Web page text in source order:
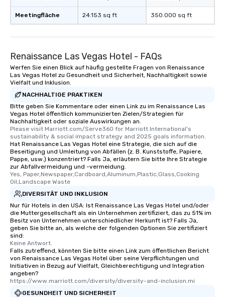
Meetingfläche 24.153 sq ft 350.000 sq ft
Renaissance Las Vegas Hotel - FAQs
Werfen Sie einen Blick auf häufig gestellte Fragen von Renaissance
Las Vegas Hotel zu Gesundheit und Sicherheit, Nachhaltigkeit sowie
Vielfalt und Inklusion.
NACHHALTIGE PRAKTIKEN
Bitte geben Sie Kommentare oder einen Link zu im Renaissance Las
Vegas Hotel öffentlich kommunizierten Zielen/Strategien für
Nachhaltigkeit oder soziale Auswirkungen an.
Please visit Marriott.com/Serve360 for Marriott International's
sustainability & social impact strategy and 2025 goals information.
Hat Renaissance Las Vegas Hotel eine Strategie, die sich auf die
Beseitigung und Umleitung von Abfällen (z. B. Kunststoffe, Papiere,
Pappe, usw.) konzentriert? Falls Ja, erläutern Sie bitte Ihre Strategie
zur Abfallvermeidung und -vermeidung.
Yes, Paper,Newspaper,Cardboard,Aluminum,Plastic,Glass,Cooking
Oil,Landscape Waste
DIVERSITÄT UND INKLUSION
Nur für Hotels in den USA: Ist Renaissance Las Vegas Hotel und/oder
die Muttergesellschaft als ein Unternehmen zertifiziert, das zu 51% im
Besitz von Unternehmen unterschiedlicher Herkunft ist? Falls Ja,
geben Sie bitte an, als welche der folgenden Optionen Sie zertifiziert
sind:
Keine Antwort.
Falls zutreffend, könnten Sie bitte einen Link zum öffentlichen Bericht
von Renaissance Las Vegas Hotel über seine Verpflichtungen und
Initiativen in Bezug auf Vielfalt, Gleichberechtigung und Integration
angeben?
https://www.marriott.com/diversity/diversity-and-inclusion.mi
GESUNDHEIT UND SICHERHEIT